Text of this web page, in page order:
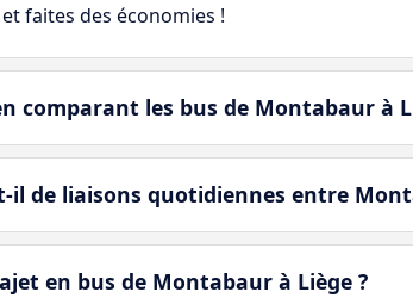
faites des économies !
comparant les bus de Montabaur à
il de liaisons quotidiennes entre
en bus de Montabaur à Liège ?